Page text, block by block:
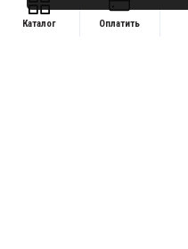
Email:razborka45@mail.ru
ИП Дёмин Даниил Владимирович
Каталог Оплатить